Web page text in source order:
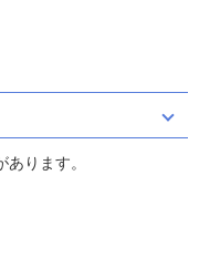
ります。